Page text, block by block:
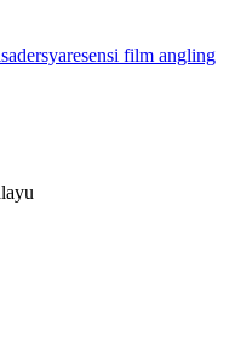
resensi film angling